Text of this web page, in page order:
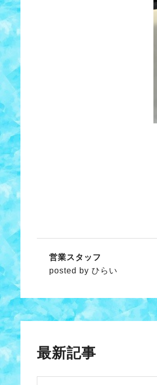
営業スタッフ
posted by ひらい
最新記事